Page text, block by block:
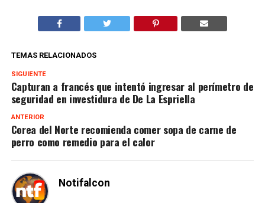
TEMAS RELACIONADOS
SIGUIENTE
Capturan a francés que intentó ingresar al perímetro de
seguridad en investidura de De La Espriella
ANTERIOR
Corea del Norte recomienda comer sopa de carne de
perro como remedio para el calor
Notifalcon